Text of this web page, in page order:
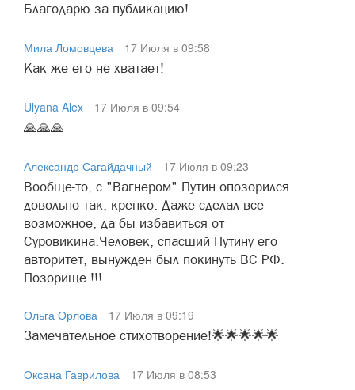
Благодарю за публикацию!
Мила Ломовцева
17 Июля в 09:58
Как же его не хватает!
Ulyana Alex
17 Июля в 09:54
🙏🙏🙏
Александр Сагайдачный
17 Июля в 09:23
Вообще-то, с "Вагнером" Путин опозорился
довольно так, крепко. Даже сделал все
возможное, да бы избавиться от
Суровикина.Человек, спасший Путину его
авторитет, вынужден был покинуть ВС РФ.
Позорище !!!
Ольга Орлова
17 Июля в 09:19
Замечательное стихотворение!🌟🌟🌟🌟🌟
Оксана Гаврилова
17 Июля в 08:53